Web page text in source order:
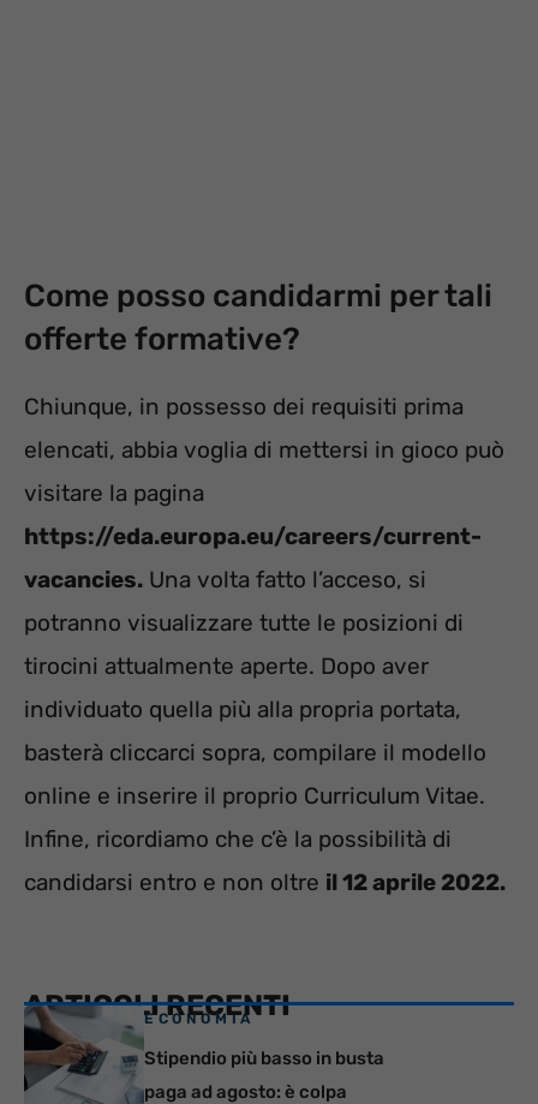
Come posso candidarmi per tali
offerte formative?
Chiunque, in possesso dei requisiti prima
elencati, abbia voglia di mettersi in gioco può
visitare la pagina
https://eda.europa.eu/careers/current-
vacancies. Una volta fatto l’acceso, si
potranno visualizzare tutte le posizioni di
tirocini attualmente aperte. Dopo aver
individuato quella più alla propria portata,
basterà cliccarci sopra, compilare il modello
online e inserire il proprio Curriculum Vitae.
Infine, ricordiamo che c’è la possibilità di
candidarsi entro e non oltre il 12 aprile 2022.
ARTICOLI RECENTI
ECONOMIA
Stipendio più basso in busta
paga ad agosto: è colpa